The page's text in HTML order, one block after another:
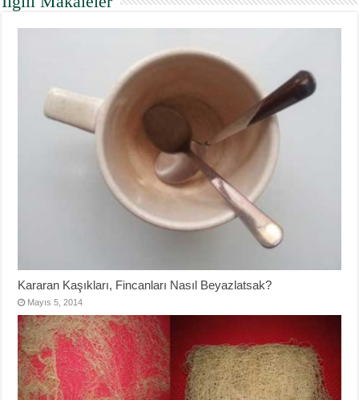
Kararan Kaşıkları, Fincanları Nasıl Beyazlatsak?
Mayıs 5, 2014